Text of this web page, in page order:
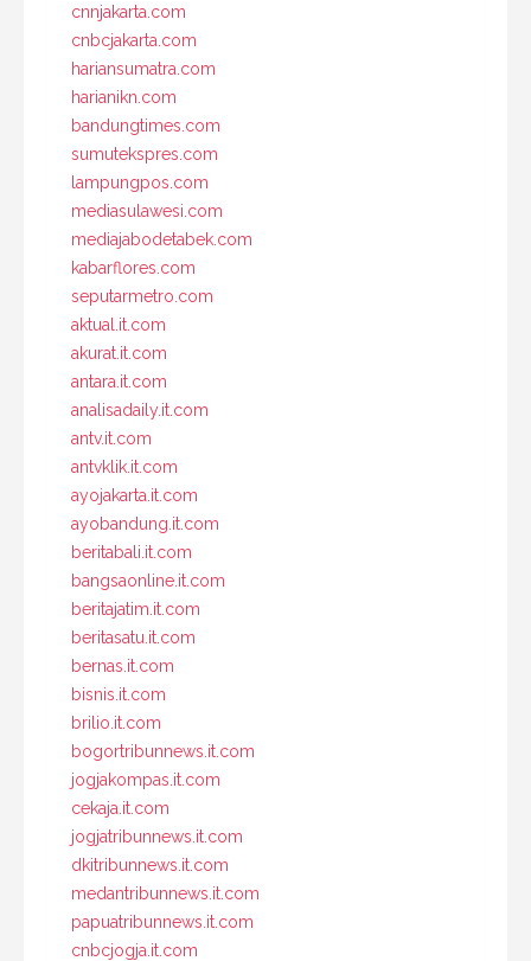
cnnjakarta.com
cnbcjakarta.com
hariansumatra.com
harianikn.com
bandungtimes.com
sumutekspres.com
lampungpos.com
mediasulawesi.com
mediajabodetabek.com
kabarflores.com
seputarmetro.com
aktual.it.com
akurat.it.com
antara.it.com
analisadaily.it.com
antv.it.com
antvklik.it.com
ayojakarta.it.com
ayobandung.it.com
beritabali.it.com
bangsaonline.it.com
beritajatim.it.com
beritasatu.it.com
bernas.it.com
bisnis.it.com
brilio.it.com
bogortribunnews.it.com
jogjakompas.it.com
cekaja.it.com
jogjatribunnews.it.com
dkitribunnews.it.com
medantribunnews.it.com
papuatribunnews.it.com
cnbcjogja.it.com